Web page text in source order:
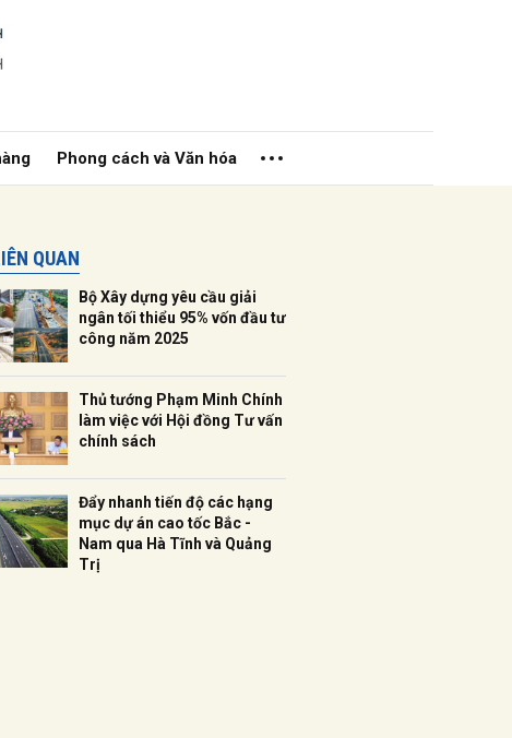
Phong cách và Văn hóa
QUAN
Bộ Xây dựng yêu cầu giải
ngân tối thiểu 95% vốn đầu tư
công năm 2025
Thủ tướng Phạm Minh Chính
làm việc với Hội đồng Tư vấn
chính sách
Đẩy nhanh tiến độ các hạng
mục dự án cao tốc Bắc -
Nam qua Hà Tĩnh và Quảng
Trị
Gửi